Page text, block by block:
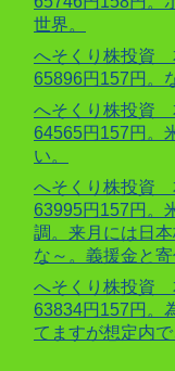
世界。
へそくり株投資
65896円157円。
へそくり株投資
64565円157円。
い。
へそくり株投資
63995円157円。
調。来月には日
な～。義援金と寄
へそくり株投資
63834円157円。
てますが想定内で